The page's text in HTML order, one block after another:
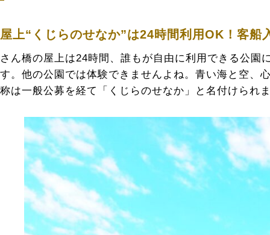
屋上“くじらのせなか”は24時間利用OK！客船
さん橋の屋上は24時間、誰もが自由に利用できる公
す。他の公園では体験できませんよね。青い海と空、
称は一般公募を経て「くじらのせなか」と名付けられ